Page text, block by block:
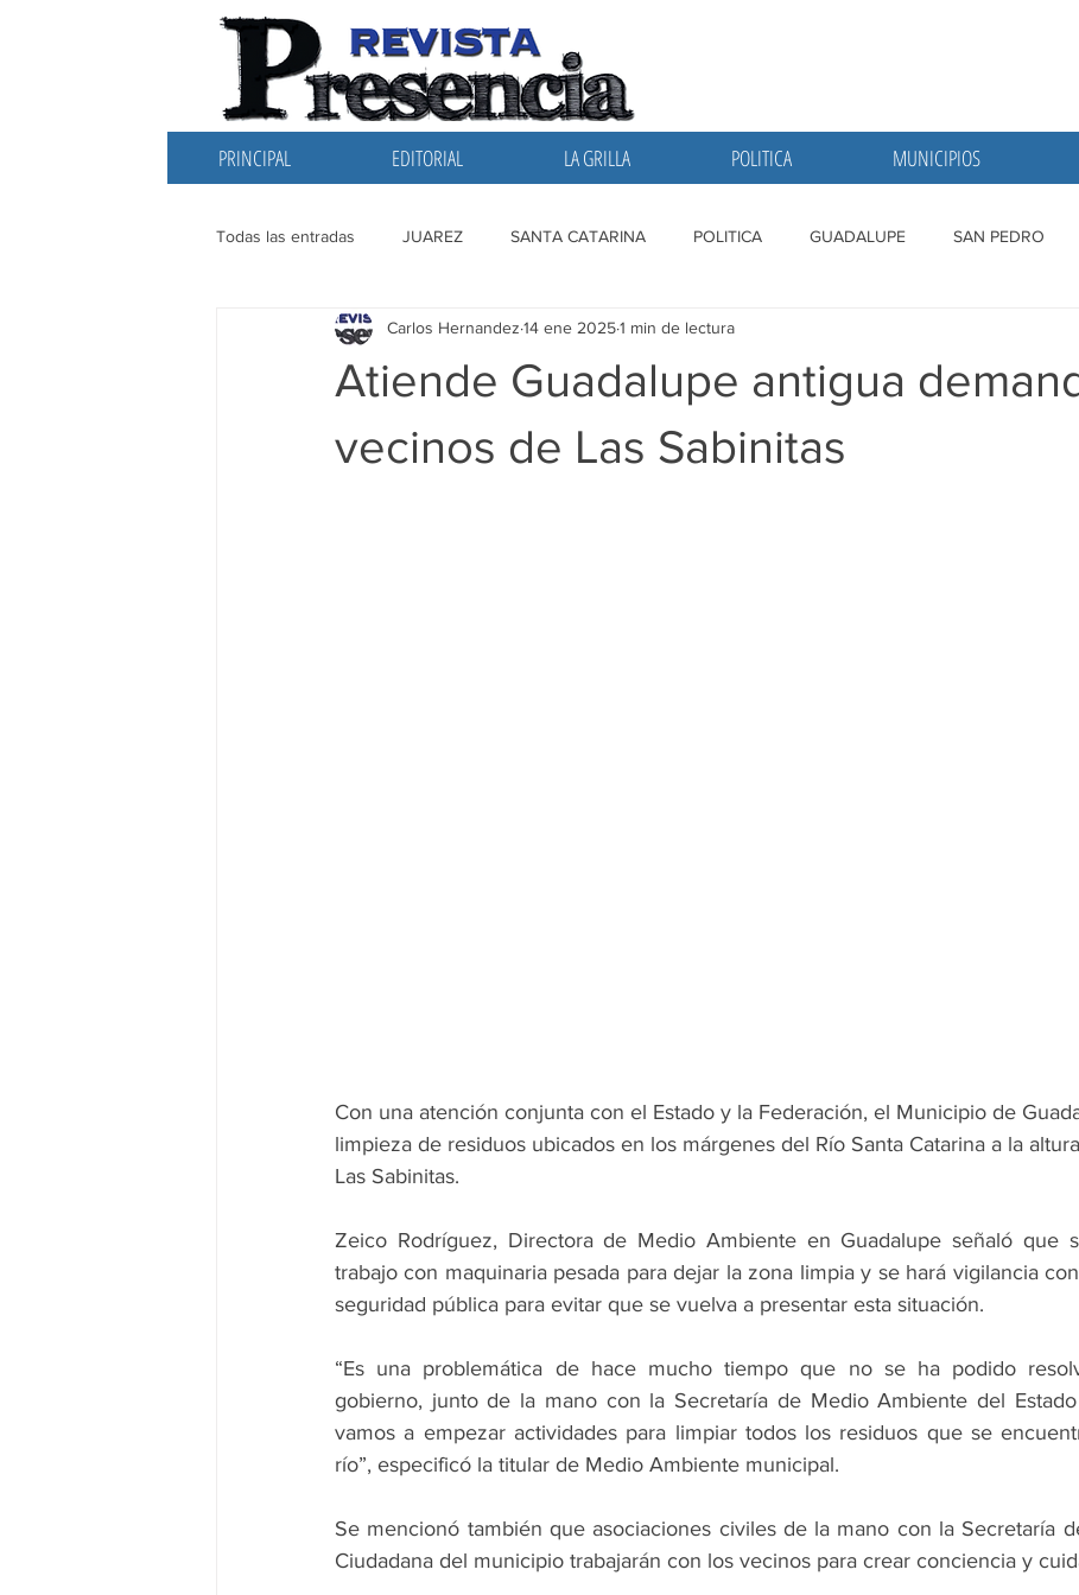
PRINCIPAL EDITORIAL LA GRILLA POLITICA MUNICIPIOS
Todas las entradas JUAREZ SANTA CATARINA POLITICA GUADALUPE SAN PEDRO
EDITORIAL SANTIAGO LA GRILLA SAN NICOLAS
Atiende Guadalupe antigua
vecinos de Las Sabinitas
Carlos Hernandez 14 ene 20251 min de lectura
Con una atención conjunta con el Estado y la Federación, el Municipio de
limpieza de residuos ubicados en los márgenes del Río Santa Catarina a la
Las Sabinitas.
Zeico Rodríguez, Directora de Medio Ambiente en Guadalupe señaló que
trabajo con maquinaria pesada para dejar la zona limpia y se hará vigilancia
seguridad pública para evitar que se vuelva a presentar esta situación.
“Es una problemática de hace mucho tiempo que no se ha podido
gobierno, junto de la mano con la Secretaría de Medio Ambiente del
vamos a empezar actividades para limpiar todos los residuos que se
río”, especificó la titular de Medio Ambiente municipal.
Se mencionó también que asociaciones civiles de la mano con la Secretaría
Ciudadana del municipio trabajarán con los vecinos para crear conciencia y